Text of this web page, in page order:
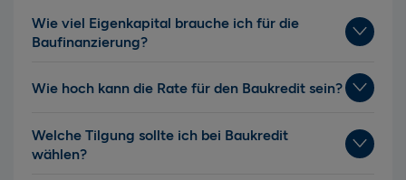
Wie viel Eigenkapital brauche ich für die
Baufinanzierung?
Wie hoch kann die Rate für den Baukredit sein?
Welche Tilgung sollte ich bei Baukredit
wählen?